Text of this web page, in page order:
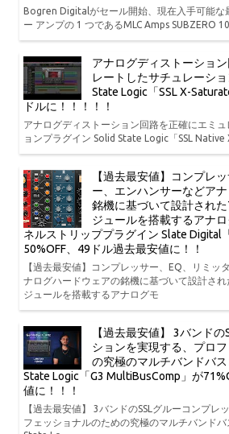
Bogren Digitalがセール開始、現在入手可能な
ー アンプの 1 つであるMLC Amps SUBZERO
アナログディストーショ
レートしたサチュレーシ
State Logic「SSL X-
ドルに！！！！！
アナログディストーション回路を正確にエミ
ョンプラグイン Solid State Logic「SSL
【過去最安値】コンプレ
ー、エンハンサーなどア
銘機に基づいて設計され
ジュールを搭載するアナ
ネルストリッププラグイン Slate Digital
50%OFF、49ドル過去最安値に！！
【過去最安値】コンプレッサー、EQ、リミッ
ナログハードウェアの銘機に基づいて設計さ
ジュールを搭載するアナログモ
【過去最安値】 3バンド
ションを実現する、プロ
の究極のマルチバンドバ
State Logic「G3 MultiBusComp」が
値に！！！
【過去最安値】 3バンドのSSLグルーコンプレ
フェッショナルのための究極のマルチバンド